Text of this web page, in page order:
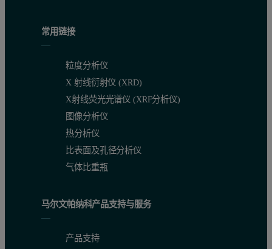
常用链接
粒度分析仪
X 射线衍射仪 (XRD)
X射线荧光光谱仪 (XRF分析仪)
图像分析仪
热分析仪
比表面及孔径分析仪
气体比重瓶
马尔文帕纳科产品支持与服务
产品支持